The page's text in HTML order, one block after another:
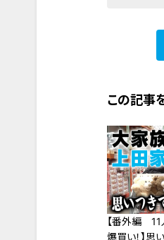
この記事
【番外編 11
爆買い！】思